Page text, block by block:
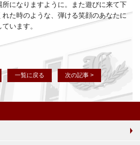
になりますように。また遊びに来て下
た時のような、弾ける笑顔のあなたに
います。
一覧に戻る 次の記事 >